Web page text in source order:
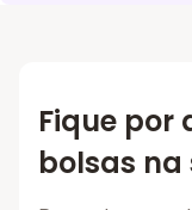
Fique por
bolsas